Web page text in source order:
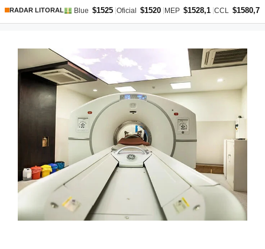
RADAR LITORAL Blue $1525 Oficial $1520 MEP $1528,1 CCL $1580,7